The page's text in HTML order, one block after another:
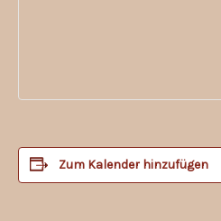
Zum Kalender hinzufügen